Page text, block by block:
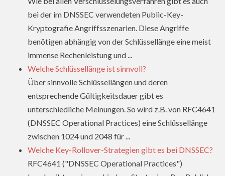
bei der im DNSSEC verwendeten Public-Key-
Kryptografie Angriffsszenarien. Diese Angriffe
benötigen abhängig von der Schlüssellänge eine meist
immense Rechenleistung und ...
Welche Schlüssellänge ist sinnvoll?
Über sinnvolle Schlüssellängen und deren
entsprechende Gültigkeitsdauer gibt es
unterschiedliche Meinungen. So wird z.B. von RFC4641
(DNSSEC Operational Practices) eine Schlüssellänge
zwischen 1024 und 2048 für ...
Welche Key-Rollover-Strategien gibt es bei DNSSEC?
RFC4641 ("DNSSEC Operational Practices")